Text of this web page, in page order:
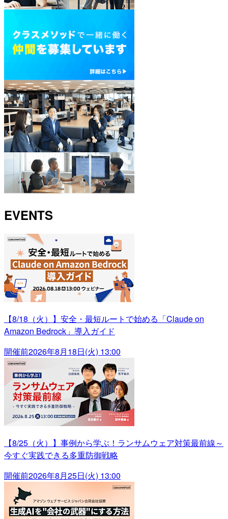
EVENTS
【8/18（火）】安全・最短ルートで始める「Claude on
Amazon Bedrock」導入ガイド
開催前2026年8月18日(火) 13:00
【8/25（火）】事例から学ぶ！ランサムウェア対策最前線～
今すぐ実践できる多重防御戦略
開催前2026年8月25日(火) 13:00